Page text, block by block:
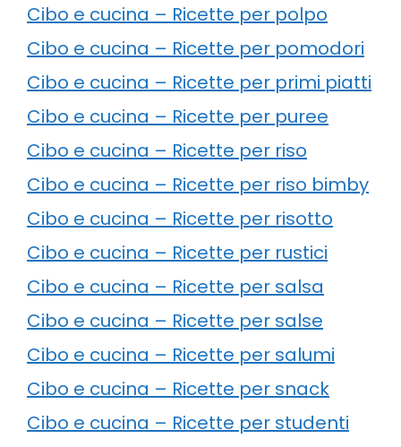
Cibo e cucina – Ricette per polpo
Cibo e cucina – Ricette per pomodori
Cibo e cucina – Ricette per primi piatti
Cibo e cucina – Ricette per puree
Cibo e cucina – Ricette per riso
Cibo e cucina – Ricette per riso bimby
Cibo e cucina – Ricette per risotto
Cibo e cucina – Ricette per rustici
Cibo e cucina – Ricette per salsa
Cibo e cucina – Ricette per salse
Cibo e cucina – Ricette per salumi
Cibo e cucina – Ricette per snack
Cibo e cucina – Ricette per studenti